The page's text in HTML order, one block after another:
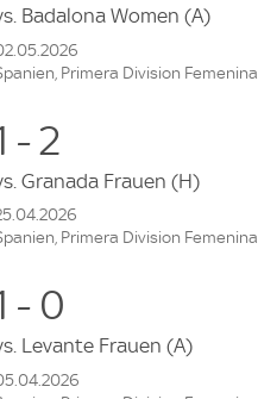
Badalona Women (A)
Primera Division Femenina
- 2
Granada Frauen (H)
Primera Division Femenina
- 0
Levante Frauen (A)